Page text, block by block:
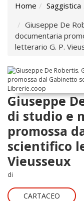
Home Saggistica
Giuseppe De
documentaria
letterario G. P.
Giuseppe
di studio e
promossa
scientifico
Vieusseux
di
CARTACEO